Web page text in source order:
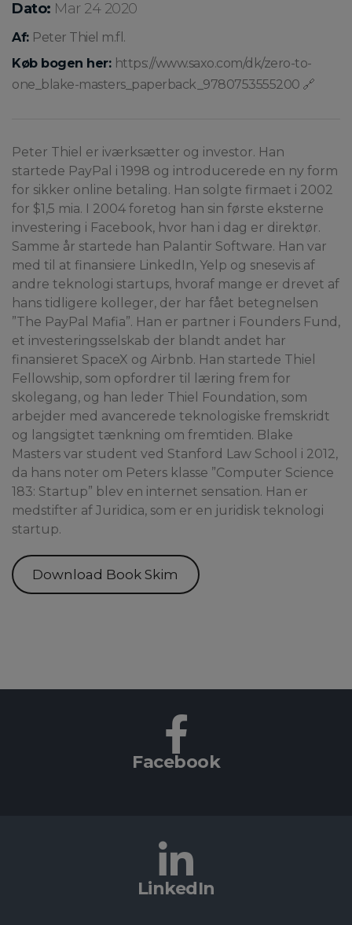
Dato: Mar 24 2020
Af: Peter Thiel m.fl.
Køb bogen her: https://www.saxo.com/dk/zero-to-
one_blake-masters_paperback_9780753555200 🔗
Peter Thiel er iværksætter og investor. Han
startede PayPal i 1998 og introducerede en ny form
for sikker online betaling. Han solgte firmaet i 2002
for $1,5 mia. I 2004 foretog han sin første eksterne
investering i Facebook, hvor han i dag er direktør.
Samme år startede han Palantir Software. Han var
med til at finansiere LinkedIn, Yelp og snesevis af
andre teknologi startups, hvoraf mange er drevet af
hans tidligere kolleger, der har fået betegnelsen
”The PayPal Mafia”. Han er partner i Founders Fund,
et investeringsselskab der blandt andet har
finansieret SpaceX og Airbnb. Han startede Thiel
Fellowship, som opfordrer til læring frem for
skolegang, og han leder Thiel Foundation, som
arbejder med avancerede teknologiske fremskridt
og langsigtet tænkning om fremtiden. Blake
Masters var student ved Stanford Law School i 2012,
da hans noter om Peters klasse ”Computer Science
183: Startup” blev en internet sensation. Han er
medstifter af Juridica, som er en juridisk teknologi
startup.
Download Book Skim
Facebook
LinkedIn